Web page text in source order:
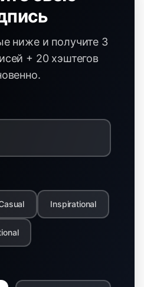
ниже и получите 3
+ 20 хэштегов
Inspirational